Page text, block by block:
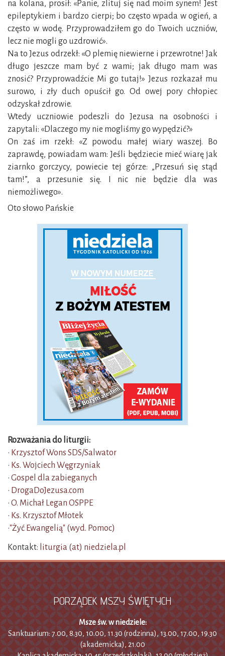
na kolana, prosił: «Panie, zlituj się nad moim synem! Jest
epileptykiem i bardzo cierpi; bo często wpada w ogień, a
często w wodę. Przyprowadziłem go do Twoich uczniów,
lecz nie mogli go uzdrowić».
Na to Jezus odrzekł: «O plemię niewierne i przewrotne! Jak
długo jeszcze mam być z wami; jak długo mam was
znosić? Przyprowadźcie Mi go tutaj!» Jezus rozkazał mu
surowo, i zły duch opuścił go. Od owej pory chłopiec
odzyskał zdrowie.
Wtedy uczniowie podeszli do Jezusa na osobności i
zapytali: «Dlaczego my nie mogliśmy go wypędzić?»
On zaś im rzekł: «Z powodu małej wiary waszej. Bo
zaprawdę, powiadam wam: Jeśli będziecie mieć wiarę jak
ziarnko gorczycy, powiecie tej górze: „Przesuń się stąd
tam!”, a przesunie się. I nic nie będzie dla was
niemożliwego».
Oto słowo Pańskie
Rozważania do liturgii:
• Krzysztof Wons SDS/Salwator
• Ks. Wojciech Węgrzyniak
• Gospel dla zabieganych
• DrogaDoJezusa.com
• O. Michał Legan OSPPE
• Ks. Krzysztof Młotek
•"Żyć Ewangelią" (wyd. Pomoc)
Kontakt: liturgia (at) niedziela.pl
PORZĄDEK MSZY ŚWIĘTYCH
Msze św. w niedziele:
Sanktuarium: 7.00, 8.30, 10.00, 11.30 (rodzinna), 13.00, 17.00, 19.30
(akademicka), 21.00